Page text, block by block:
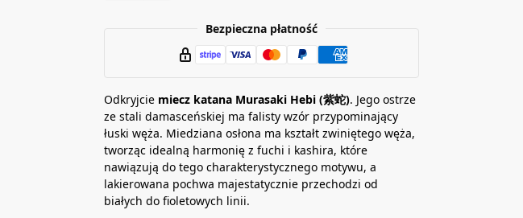
b
i
u
Bezpieczna płatność
Odkryjcie miecz katana Murasaki Hebi (紫蛇). Jego ostrze
ze stali damasceńskiej ma falisty wzór przypominający
łuski węża. Miedziana osłona ma kształt zwiniętego węża,
tworząc idealną harmonię z fuchi i kashira, które
nawiązują do tego charakterystycznego motywu, a
lakierowana pochwa majestatycznie przechodzi od
białych do fioletowych linii.